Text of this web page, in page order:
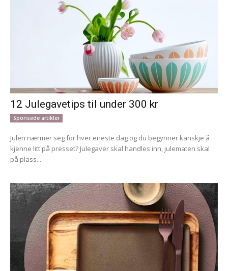
12 Julegavetips til under 300 kr
Sponsede artikler
Julen nærmer seg for hver eneste dag og du begynner kanskje å
kjenne litt på presset? Julegaver skal handles inn, julematen skal
på plass...